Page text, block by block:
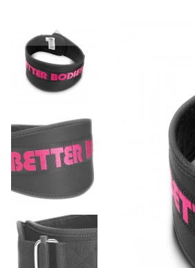
Produktbilder Womens Gym Belt,